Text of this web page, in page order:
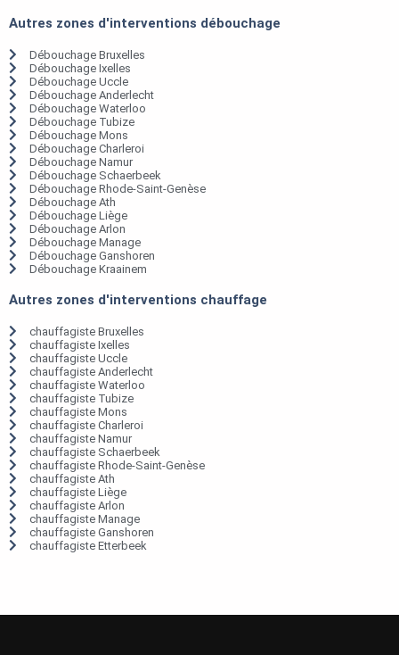
Autres zones d'interventions débouchage
Débouchage Bruxelles
Débouchage Ixelles
Débouchage Uccle
Débouchage Anderlecht
Débouchage Waterloo
Débouchage Tubize
Débouchage Mons
Débouchage Charleroi
Débouchage Namur
Débouchage Schaerbeek
Débouchage Rhode-Saint-Genèse
Débouchage Ath
Débouchage Liège
Débouchage Arlon
Débouchage Manage
Débouchage Ganshoren
Débouchage Kraainem
Autres zones d'interventions chauffage
chauffagiste Bruxelles
chauffagiste Ixelles
chauffagiste Uccle
chauffagiste Anderlecht
chauffagiste Waterloo
chauffagiste Tubize
chauffagiste Mons
chauffagiste Charleroi
chauffagiste Namur
chauffagiste Schaerbeek
chauffagiste Rhode-Saint-Genèse
chauffagiste Ath
chauffagiste Liège
chauffagiste Arlon
chauffagiste Manage
chauffagiste Ganshoren
chauffagiste Etterbeek